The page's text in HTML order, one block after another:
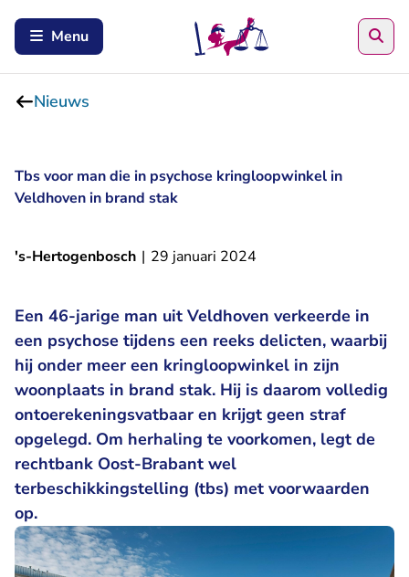
Menu
Nieuws
Tbs voor man die in psychose kringloopwinkel in
Veldhoven in brand stak
's-Hertogenbosch | 29 januari 2024
Een 46-jarige man uit Veldhoven verkeerde in
een psychose tijdens een reeks delicten, waarbij
hij onder meer een kringloopwinkel in zijn
woonplaats in brand stak. Hij is daarom volledig
ontoerekeningsvatbaar en krijgt geen straf
opgelegd. Om herhaling te voorkomen, legt de
rechtbank Oost-Brabant wel
terbeschikkingstelling (tbs) met voorwaarden
op.